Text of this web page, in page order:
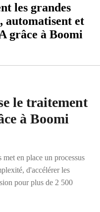
les grandes
automatisent et
grâce à Boomi
le traitement
à Boomi
en place un processus
d'accélérer les
pour plus de 2 500